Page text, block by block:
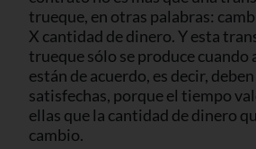
trueque, en otras palabras:
X cantidad de dinero. Y esta
trueque sólo se produce cuando
están de acuerdo, es decir,
satisfechas, porque el tiempo
ellas que la cantidad de dinero
cambio.